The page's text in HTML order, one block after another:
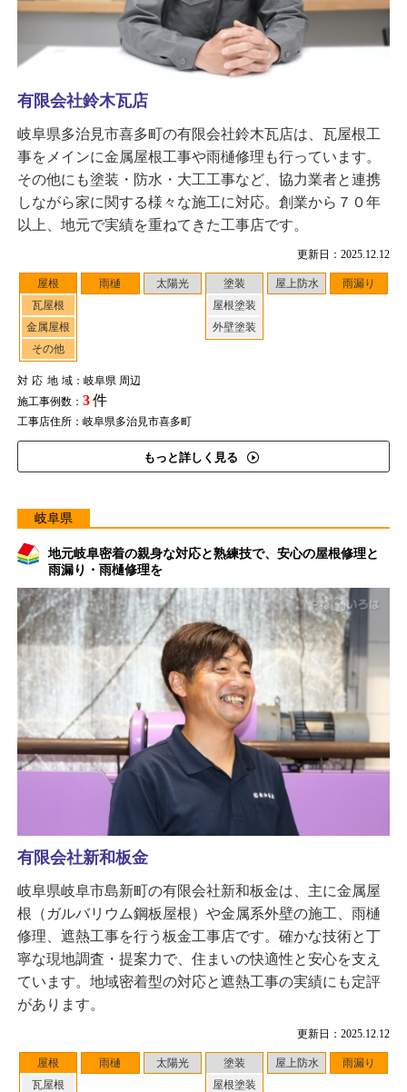
更新日：2025.12.12
屋根
瓦屋根
金属屋根
その他
雨樋 太陽光
塗装
屋根塗装
外壁塗装
屋上防水 雨漏り
対応地域：岐阜県 周辺
施工事例数： 3件
工事店住所：岐阜県多治見市喜多町
もっと詳しく見る
有限会社鈴木瓦店
岐阜県多治見市喜多町の有限会社鈴木瓦店は、瓦屋根工
事をメインに金属屋根工事や雨樋修理も行っています。
その他にも塗装・防水・大工工事など、協力業者と連携
しながら家に関する様々な施工に対応。創業から７０年
以上、地元で実績を重ねてきた工事店です。
岐阜県
地元岐阜密着の親身な対応と熟練技で、安心の屋根修理と
雨漏り・雨樋修理を
更新日：2025.12.12
屋根
瓦屋根
雨樋 太陽光
塗装
屋根塗装
屋上防水 雨漏り
有限会社新和板金
岐阜県岐阜市島新町の有限会社新和板金は、主に金属屋
根（ガルバリウム鋼板屋根）や金属系外壁の施工、雨樋
修理、遮熱工事を行う板金工事店です。確かな技術と丁
寧な現地調査・提案力で、住まいの快適性と安心を支え
ています。地域密着型の対応と遮熱工事の実績にも定評
があります。